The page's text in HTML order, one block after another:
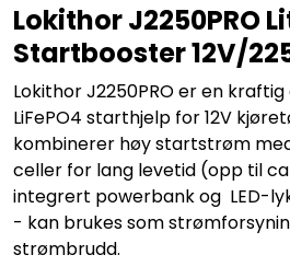
Lokithor J2250PRO
Startbooster 12V/
Lokithor J2250PRO er en
LiFePO4 starthjelp for 12V
kombinerer høy startstrøm
celler for lang levetid (opp til
integrert powerbank og LED-
- kan brukes som
strømbrudd.